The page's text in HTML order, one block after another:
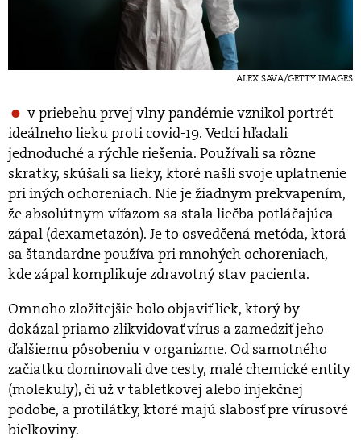
ALEX SAVA/GETTY IMAGES
v priebehu prvej vlny pandémie vznikol portrét
ideálneho lieku proti covid-19. Vedci hľadali
jednoduché a rýchle riešenia. Používali sa rôzne
skratky, skúšali sa lieky, ktoré našli svoje uplatnenie
pri iných ochoreniach. Nie je žiadnym prekvapením,
že absolútnym víťazom sa stala liečba potláčajúca
zápal (dexametazón). Je to osvedčená metóda, ktorá
sa štandardne používa pri mnohých ochoreniach,
kde zápal komplikuje zdravotný stav pacienta.
Omnoho zložitejšie bolo objaviť liek, ktorý by
dokázal priamo zlikvidovať vírus a zamedziť jeho
ďalšiemu pôsobeniu v organizme. Od samotného
začiatku dominovali dve cesty, malé chemické entity
(molekuly), či už v tabletkovej alebo injekčnej
podobe, a protilátky, ktoré majú slabosť pre vírusové
bielkoviny.